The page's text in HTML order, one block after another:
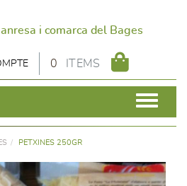
i comarca del Bages
0 ITEMS
PETXINES 250GR